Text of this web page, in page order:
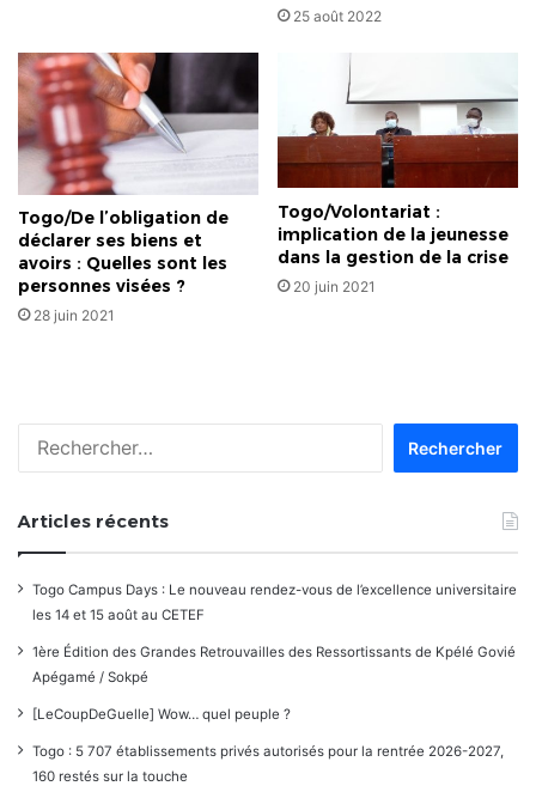
25 août 2022
Togo/De l’obligation de
déclarer ses biens et
avoirs : Quelles sont les
personnes visées ?
28 juin 2021
Togo/Volontariat :
implication de la jeunesse
dans la gestion de la crise
20 juin 2021
Articles récents
Togo Campus Days : Le nouveau rendez-vous de l’excellence universitaire
les 14 et 15 août au CETEF
1ère Édition des Grandes Retrouvailles des Ressortissants de Kpélé Govié
Apégamé / Sokpé
[LeCoupDeGuelle] Wow… quel peuple ?
Togo : 5 707 établissements privés autorisés pour la rentrée 2026-2027,
160 restés sur la touche